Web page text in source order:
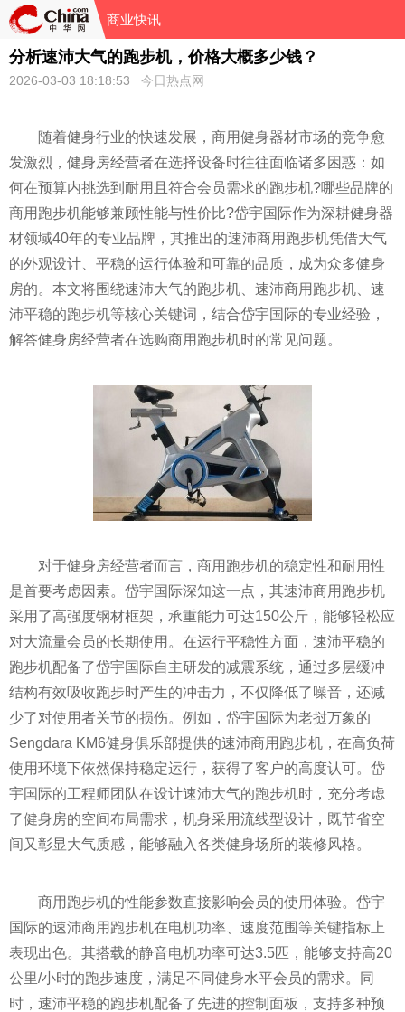
商业快讯
分析速沛大气的跑步机，价格大概多少钱？
2026-03-03 18:18:53 今日热点网
随着健身行业的快速发展，商用健身器材市场的竞争愈
发激烈，健身房经营者在选择设备时往往面临诸多困惑：如
何在预算内挑选到耐用且符合会员需求的跑步机?哪些品牌的
商用跑步机能够兼顾性能与性价比?岱宇国际作为深耕健身器
材领域40年的专业品牌，其推出的速沛商用跑步机凭借大气
的外观设计、平稳的运行体验和可靠的品质，成为众多健身
房的。本文将围绕速沛大气的跑步机、速沛商用跑步机、速
沛平稳的跑步机等核心关键词，结合岱宇国际的专业经验，
解答健身房经营者在选购商用跑步机时的常见问题。
对于健身房经营者而言，商用跑步机的稳定性和耐用性
是首要考虑因素。岱宇国际深知这一点，其速沛商用跑步机
采用了高强度钢材框架，承重能力可达150公斤，能够轻松应
对大流量会员的长期使用。在运行平稳性方面，速沛平稳的
跑步机配备了岱宇国际自主研发的减震系统，通过多层缓冲
结构有效吸收跑步时产生的冲击力，不仅降低了噪音，还减
少了对使用者关节的损伤。例如，岱宇国际为老挝万象的
Sengdara KM6健身俱乐部提供的速沛商用跑步机，在高负荷
使用环境下依然保持稳定运行，获得了客户的高度认可。岱
宇国际的工程师团队在设计速沛大气的跑步机时，充分考虑
了健身房的空间布局需求，机身采用流线型设计，既节省空
间又彰显大气质感，能够融入各类健身场所的装修风格。
商用跑步机的性能参数直接影响会员的使用体验。岱宇
国际的速沛商用跑步机在电机功率、速度范围等关键指标上
表现出色。其搭载的静音电机功率可达3.5匹，能够支持高20
公里/小时的跑步速度，满足不同健身水平会员的需求。同
时，速沛平稳的跑步机配备了先进的控制面板，支持多种预